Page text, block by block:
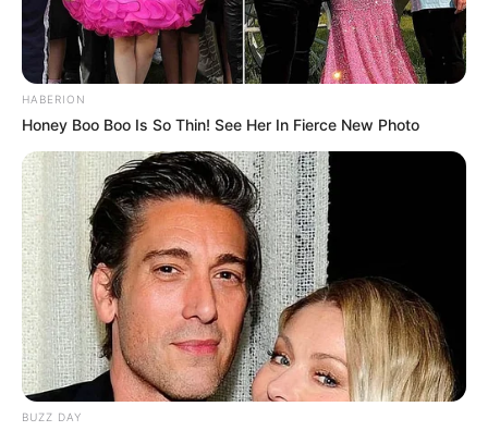
HABERION
Honey Boo Boo Is So Thin! See Her In Fierce New Photo
BUZZ DAY